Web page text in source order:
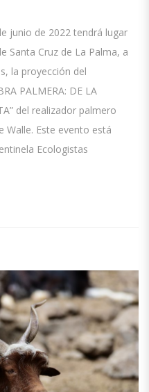
junio de 2022 tendrá lugar
Santa Cruz de La Palma, a
la proyección del
PALMERA: DE LA
del realizador palmero
Walle. Este evento está
Ecologistas